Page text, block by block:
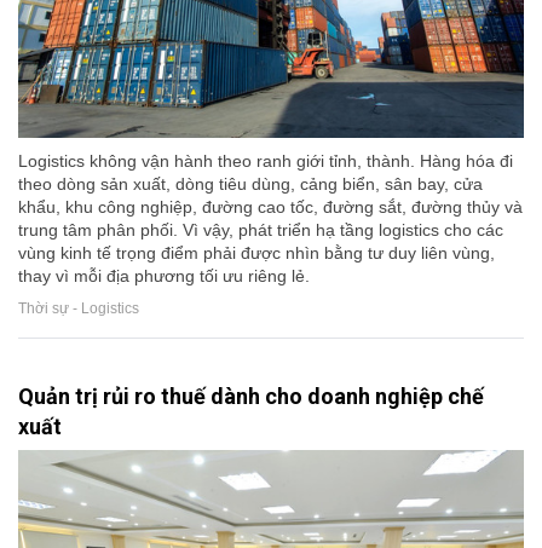
Logistics không vận hành theo ranh giới tỉnh, thành. Hàng hóa đi
theo dòng sản xuất, dòng tiêu dùng, cảng biển, sân bay, cửa
khẩu, khu công nghiệp, đường cao tốc, đường sắt, đường thủy và
trung tâm phân phối. Vì vậy, phát triển hạ tầng logistics cho các
vùng kinh tế trọng điểm phải được nhìn bằng tư duy liên vùng,
thay vì mỗi địa phương tối ưu riêng lẻ.
Thời sự - Logistics
Quản trị rủi ro thuế dành cho doanh nghiệp chế
xuất